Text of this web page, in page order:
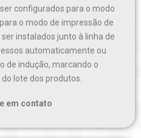
configurados para o modo
o modo de impressão de
instalados junto à linha de
automaticamente ou
de indução, marcando o
lote dos produtos.
em contato